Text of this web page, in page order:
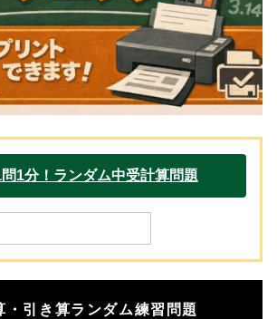
・引き算ランダム練習問題